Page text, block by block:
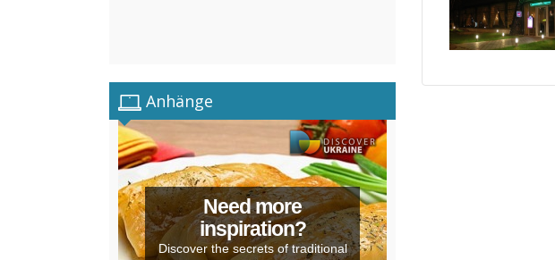
Anhänge
Need more
inspiration?
Discover the secrets of traditional